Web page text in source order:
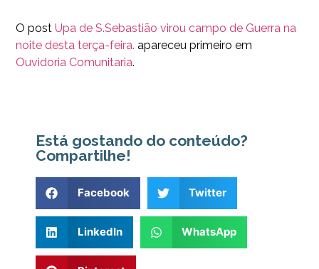
O post Upa de S.Sebastião virou campo de Guerra na
noite desta terça-feira. apareceu primeiro em
Ouvidoria Comunitaria.
Está gostando do conteúdo?
Compartilhe!
Facebook Twitter
LinkedIn WhatsApp